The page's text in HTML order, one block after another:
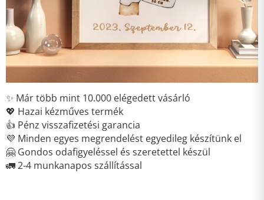
✨ Már több mint 10.000 elégedett vásárló
💖 Hazai kézműves termék
👍 Pénz visszafizetési garancia
💜 Minden egyes megrendelést egyedileg készítünk el
🤗 Gondos odafigyeléssel és szeretettel készül
🚛 2-4 munkanapos szállítással